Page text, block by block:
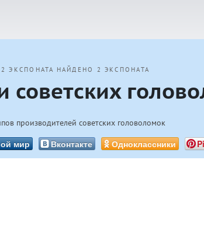
ЭКСПОНАТА НАЙДЕНО 2 ЭКСПОНАТА
советских
производителей советских головоломок
мир Вконтакте Одноклассники